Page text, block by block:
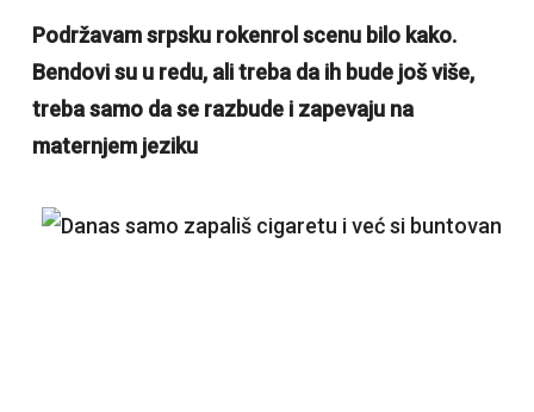
Podržavam srpsku rokenrol scenu bilo kako.
Bendovi su u redu, ali treba da ih bude još više,
treba samo da se razbude i zapevaju na
maternjem jeziku